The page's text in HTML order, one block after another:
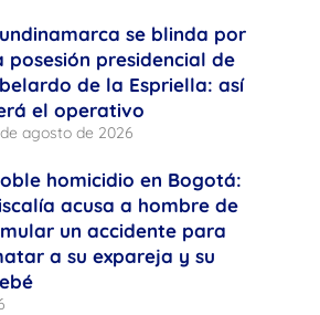
se blinda por
posesión presidencial de
de la Espriella: así
el operativo
agosto de 2026
homicidio en Bogotá:
acusa a hombre de
un accidente para
a su expareja y su